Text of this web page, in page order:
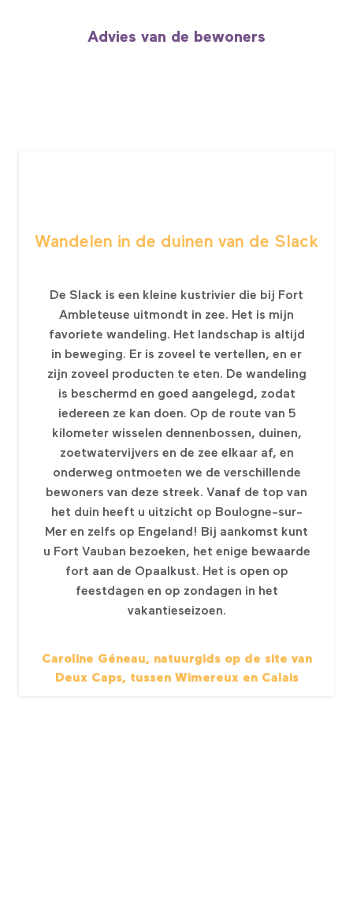
de schermen van het centrum. Vandaag de dag
Advies van de bewoners
Wandelen in de duinen van de Slack
De Slack is een kleine kustrivier die bij Fort
Ambleteuse uitmondt in zee. Het is mijn
favoriete wandeling. Het landschap is altijd
in beweging. Er is zoveel te vertellen, en er
zijn zoveel producten te eten. De wandeling
is beschermd en goed aangelegd, zodat
iedereen ze kan doen. Op de route van 5
kilometer wisselen dennenbossen, duinen,
zoetwatervijvers en de zee elkaar af, en
onderweg ontmoeten we de verschillende
bewoners van deze streek. Vanaf de top van
het duin heeft u uitzicht op Boulogne-sur-
Mer en zelfs op Engeland! Bij aankomst kunt
u Fort Vauban bezoeken, het enige bewaarde
fort aan de Opaalkust. Het is open op
feestdagen en op zondagen in het
vakantieseizoen.
Caroline Géneau, natuurgids op de site van
Deux Caps, tussen Wimereux en Calais